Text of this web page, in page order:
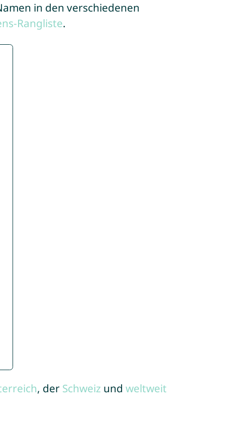
in den verschiedenen
Rangliste.
, der Schweiz und weltweit